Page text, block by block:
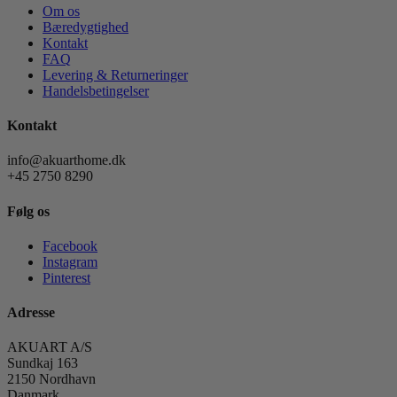
Om os
Bæredygtighed
Kontakt
FAQ
Levering & Returneringer
Handelsbetingelser
Kontakt
info@akuarthome.dk
+45 2750 8290
Følg os
Facebook
Instagram
Pinterest
Adresse
AKUART A/S
Sundkaj 163
2150 Nordhavn